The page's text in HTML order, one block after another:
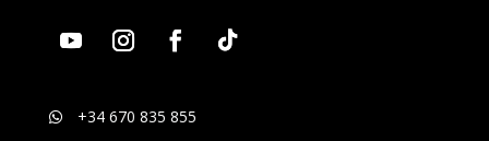
 +34 670 835 855